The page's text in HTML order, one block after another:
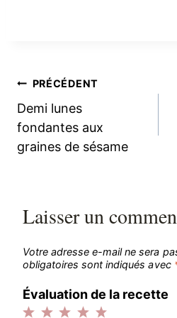
Navigation
de
l’article
PRÉCÉDENT
Demi lunes
fondantes aux
graines de sésame
Laisser un
Votre adresse e-mail ne sera
obligatoires sont indiqués avec
Évaluation de la recette